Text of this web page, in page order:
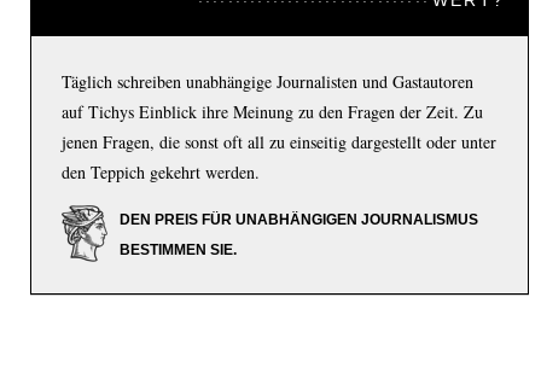
Täglich schreiben unabhängige Journalisten und Gastautoren
auf Tichys Einblick ihre Meinung zu den Fragen der Zeit. Zu
jenen Fragen, die sonst oft all zu einseitig dargestellt oder unter
den Teppich gekehrt werden.
DEN PREIS FÜR UNABHÄNGIGEN JOURNALISMUS
BESTIMMEN SIE.